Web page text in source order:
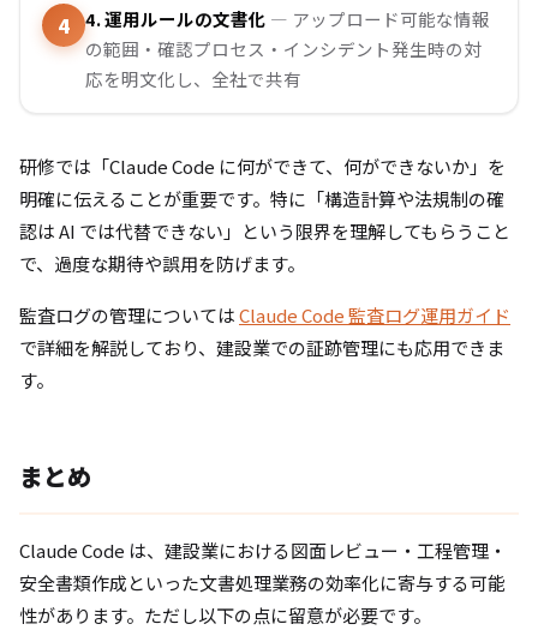
4. 運用ルールの文書化 — アップロード可能な情報
の範囲・確認プロセス・インシデント発生時の対
応を明文化し、全社で共有
研修では「Claude Code に何ができて、何ができないか」を
明確に伝えることが重要です。特に「構造計算や法規制の確
認は AI では代替できない」という限界を理解してもらうこと
で、過度な期待や誤用を防げます。
監査ログの管理についてはClaude Code 監査ログ運用ガイド
で詳細を解説しており、建設業での証跡管理にも応用できま
す。
まとめ
Claude Code は、建設業における図面レビュー・工程管理・
安全書類作成といった文書処理業務の効率化に寄与する可能
性があります。ただし以下の点に留意が必要です。